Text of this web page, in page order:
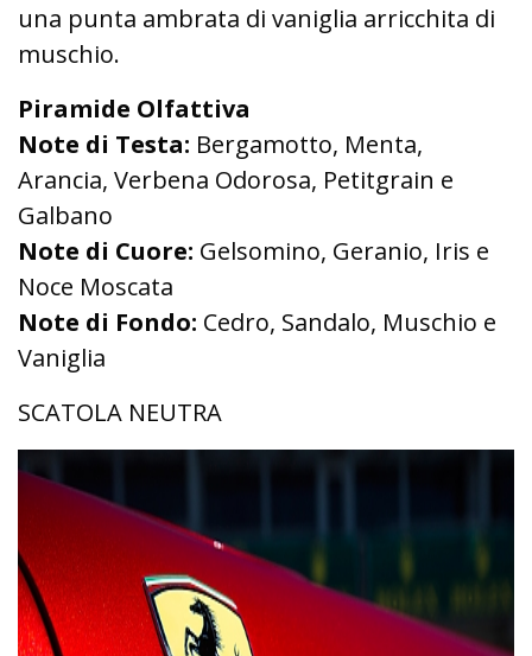
una punta ambrata di vaniglia arricchita di
muschio.
Piramide Olfattiva
Note di Testa: Bergamotto, Menta,
Arancia, Verbena Odorosa, Petitgrain e
Galbano
Note di Cuore: Gelsomino, Geranio, Iris e
Noce Moscata
Note di Fondo: Cedro, Sandalo, Muschio e
Vaniglia
SCATOLA NEUTRA